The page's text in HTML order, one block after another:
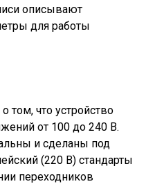
описывают
для работы
том, что устройство
от 100 до 240 В.
и сделаны под
(220 В) стандарты
переходников